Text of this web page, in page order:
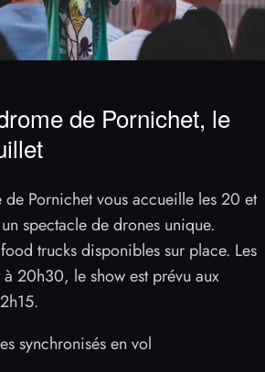
de Pornichet, le
Pornichet vous accueille les 20 et
spectacle de drones unique.
trucks disponibles sur place. Les
à 20h30, le show est prévu aux
synchronisés en vol